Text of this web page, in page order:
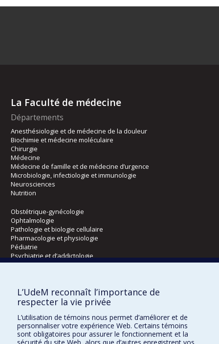
La Faculté de médecine
Départements
Anesthésiologie et de médecine de la douleur
Biochimie et médecine moléculaire
Chirurgie
Médecine
Médecine de famille et de médecine d’urgence
Microbiologie, infectiologie et immunologie
Neurosciences
Nutrition
Obstétrique-gynécologie
Ophtalmologie
Pathologie et biologie cellulaire
Pharmacologie et physiologie
Pédiatrie
Psychiatrie et d’addictologie
Radiologie, radio-oncologie et médecine nucléaire
Écoles
Orthophonie et audiologie
Réadaptation
L’UdeM reconnaît l’importance de
respecter la vie privée
L’utilisation de témoins nous permet d’améliorer et de
personnaliser votre expérience Web. Certains témoins
sont obligatoires pour assurer le fonctionnement et la
sécurité du site Web, alors que d’autres enregistrent vos